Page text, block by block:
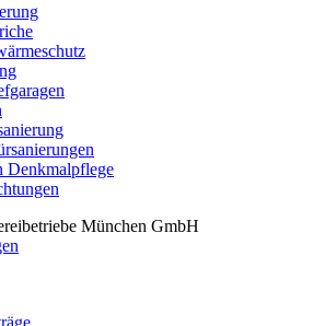
Denkmalpflege
München GmbH